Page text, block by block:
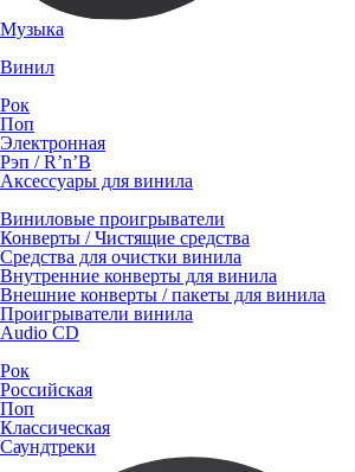
Музыка
Винил
Рок
Поп
Электронная
Рэп / R’n’B
Аксессуары для винила
Виниловые проигрыватели
Конверты / Чистящие средства
Средства для очистки винила
Внутренние конверты для винила
Внешние конверты / пакеты для винила
Проигрыватели винила
Audio CD
Рок
Российская
Поп
Классическая
Саундтреки